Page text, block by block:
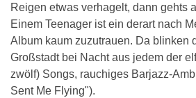
Reigen etwas verhagelt, dann gehts
Einem Teenager ist ein derart nach
Album kaum zuzutrauen. Da blinken
Großstadt bei Nacht aus jedem der
zwölf) Songs, rauchiges Barjazz-
Sent Me Flying").